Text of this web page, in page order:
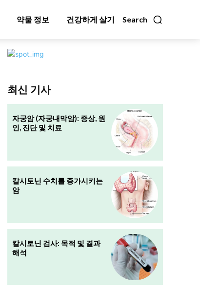
Search
약물 정보 건강하게 살기
최신 기사
자궁암 (자궁내막암): 증상, 원
인, 진단 및 치료
칼시토닌 수치를 증가시키는
암
칼시토닌 검사: 목적 및 결과
해석